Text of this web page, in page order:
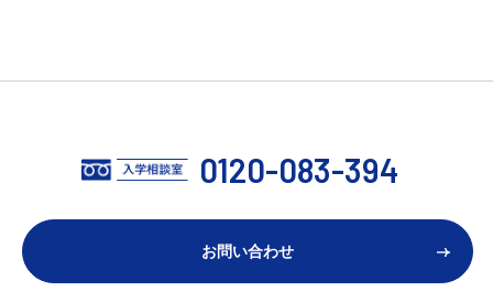
0120-083-394
お問い合わせ